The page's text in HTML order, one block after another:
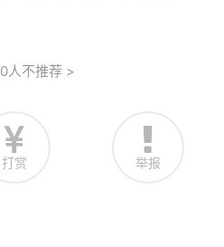
0人不推荐 >
打赏 举报